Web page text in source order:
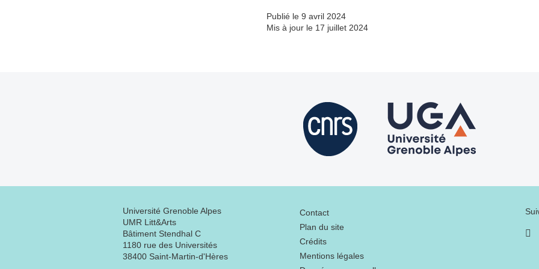
Publié le 9 avril 2024
Mis à jour le 17 juillet 2024
Université Grenoble Alpes
UMR Litt&Arts
Bâtiment Stendhal C
1180 rue des Universités
38400 Saint-Martin-d'Hères
Menu footer
Contact
Plan du site
Crédits
Mentions légales